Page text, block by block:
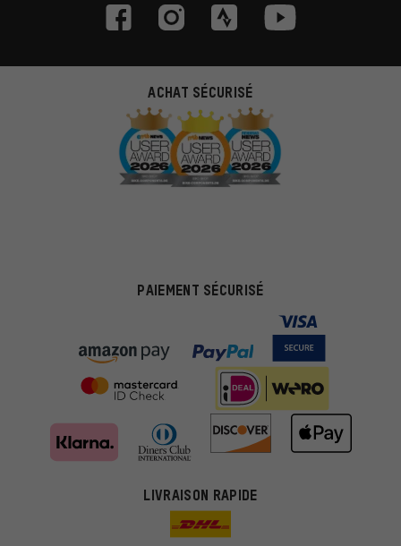
ACHAT SÉCURISÉ
PAIEMENT SÉCURISÉ
LIVRAISON RAPIDE